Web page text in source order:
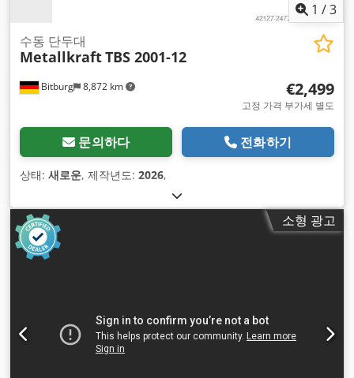
1 /3
Bitburg 8,872 km
수동 단두대
MetallkraftTBS 2001-12
€2,499
고정 가격 부가세 별도
문의하다 전화하기
상태: 새로운, 제작년도: 2026,
소형 광고